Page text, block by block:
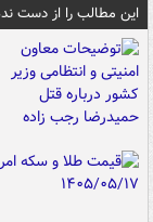
این مطالب را از دست